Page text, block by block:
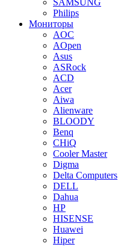
SAMSUNG
Philips
Мониторы
AOC
AOpen
Asus
ASRock
ACD
Acer
Aiwa
Alienware
BLOODY
Benq
CHiQ
Cooler Master
Digma
Delta Computers
DELL
Dahua
HP
HISENSE
Huawei
Hiper